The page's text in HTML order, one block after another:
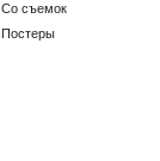
Со съемок
Постеры